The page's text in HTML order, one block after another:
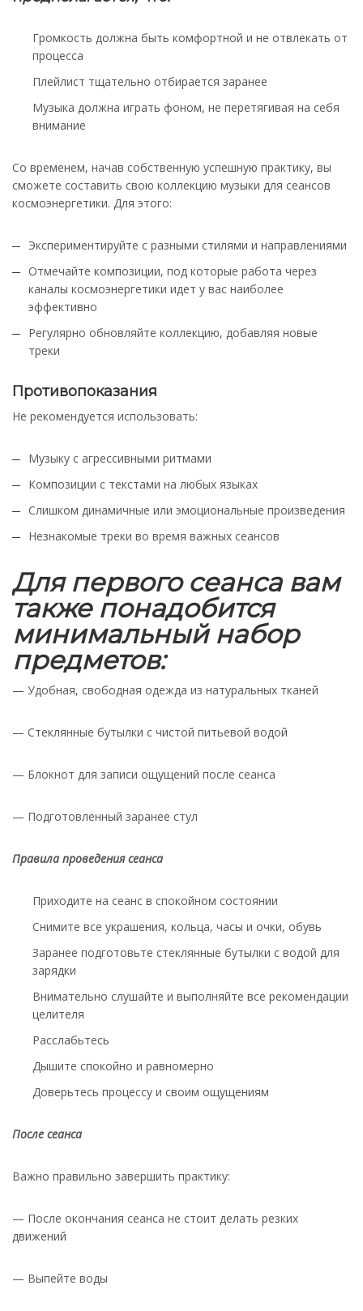
Громкость должна быть комфортной и не отвлекать от
процесса
Плейлист тщательно отбирается заранее
Музыка должна играть фоном, не перетягивая на себя
внимание
Со временем, начав собственную успешную практику, вы
сможете составить свою коллекцию музыки для сеансов
космоэнергетики. Для этого:
Экспериментируйте с разными стилями и направлениями
Отмечайте композиции, под которые работа через
каналы космоэнергетики идет у вас наиболее
эффективно
Регулярно обновляйте коллекцию, добавляя новые
треки
Противопоказания
Не рекомендуется использовать:
Музыку с агрессивными ритмами
Композиции с текстами на любых языках
Слишком динамичные или эмоциональные произведения
Незнакомые треки во время важных сеансов
Для первого сеанса вам
также понадобится
минимальный набор
предметов:
— Удобная, свободная одежда из натуральных тканей
— Стеклянные бутылки с чистой питьевой водой
— Блокнот для записи ощущений после сеанса
— Подготовленный заранее стул
Правила проведения сеанса
Приходите на сеанс в спокойном состоянии
Снимите все украшения, кольца, часы и очки, обувь
Заранее подготовьте стеклянные бутылки с водой для
зарядки
Внимательно слушайте и выполняйте все рекомендации
целителя
Расслабьтесь
Дышите спокойно и равномерно
Доверьтесь процессу и своим ощущениям
После сеанса
Важно правильно завершить практику:
— После окончания сеанса не стоит делать резких
движений
— Выпейте воды